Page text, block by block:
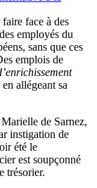
face à des
employés du
sans que ces
emplois de
allégeant sa
de Sarnez,
instigation de
été le
est soupçonné
trésorier.